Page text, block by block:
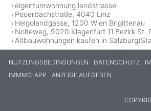
eigentumwohnung landstrasse
Peuerbachstraße, 4040 Linz
Helgolandgasse, 1200 Wien Brigittenau
Nolteweg, 9020 Klagenfurt 11.Bezirk St.
Altbauwohnungen kaufen in
NUTZUNGSBEDINGUNGEN DATENSCHUTZ
IMMMO-APP
ANZEIGE AUFGEBEN